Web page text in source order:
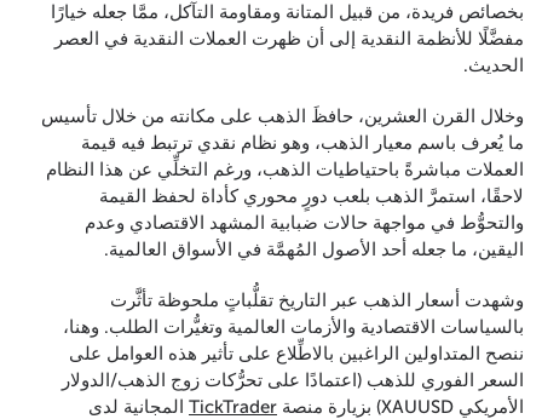
بخصائص فريدة، من قبيل المتانة ومقاومة التآكل، ممَّا جعله خيارًا
مفضَّلًا للأنظمة النقدية إلى أن ظهرت العملات النقدية في العصر
الحديث.
وخلال القرن العشرين، حافظَ الذهب على مكانته من خلال تأسيس
ما يُعرف باسم معيار الذهب، وهو نظام نقدي ترتبط فيه قيمة
العملات مباشرةً باحتياطيات الذهب، ورغم التخلِّي عن هذا النظام
لاحقًا، استمرَّ الذهب بلعب دورٍ محوري كأداة لحفظ القيمة
والتحوُّط في مواجهة حالات ضبابية المشهد الاقتصادي وعدم
اليقين، ما جعله أحد الأصول المُهمَّة في الأسواق العالمية.
وشهدت أسعار الذهب عبر التاريخ تقلُّباتٍ ملحوظة تأثَّرت
بالسياسات الاقتصادية والأزمات العالمية وتغيُّرات الطلب. وهنا،
ننصح المتداولين الراغبين بالاطِّلاع على تأثير هذه العوامل على
السعر الفوري للذهب (اعتمادًا على تحرُّكات زوج الذهب/الدولار
الأمريكي XAUUSD) بزيارة منصة
TickTrader المجانية لدى